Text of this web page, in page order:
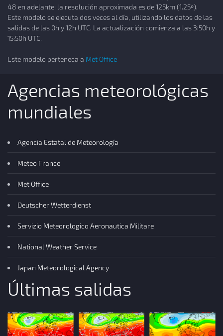
48 en adelante; la resolución aproximada es de 125km (1.25º).
Este modelo se ejecuta dos veces al día, utilizando los datos de las
salidas de las 0h y 12h UTC. La actualización comienza a las 3:50h y
15:50h UTC.
Este modelo perteneca a Met Office
Agencias meteorológicas
mundiales
Agencia Estatal de Meteorología
Meteo France
Met Office
Deutscher Wetterdienst
Servizio Meteorologico Aeronautica Militare
National Weather Service
Japan Meteorological Agency
Últimas salidas